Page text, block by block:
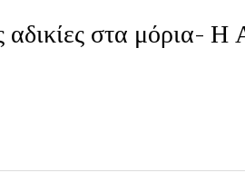
στα μόρια- Η